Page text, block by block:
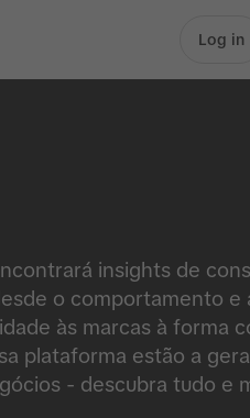
Log in
insights de
o comportamento e
às marcas à forma
plataforma estão a
- descubra tudo e